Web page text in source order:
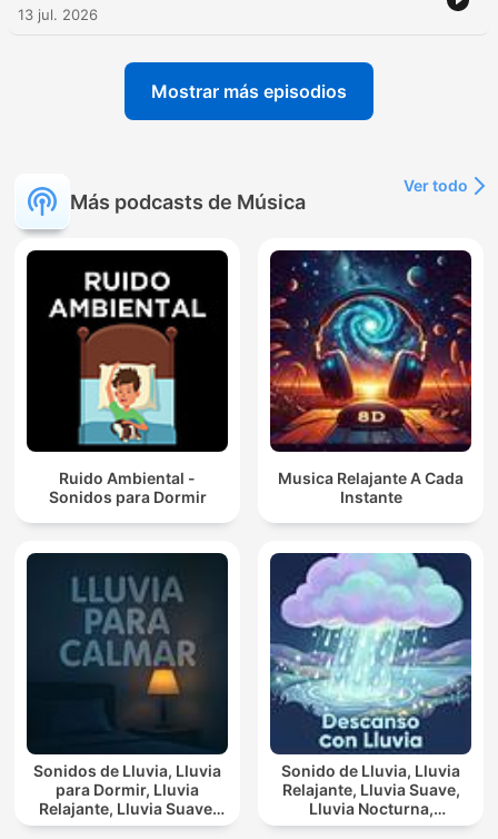
13 jul. 2026
Mostrar más episodios
Más podcasts de Música
Ver todo
Ruido Ambiental -
Sonidos para Dormir
Musica Relajante A Cada
Instante
Sonidos de Lluvia, Lluvia
para Dormir, Lluvia
Relajante, Lluvia Suave,
Lluvia Para Calmar
Sonido de Lluvia, Lluvia
Relajante, Lluvia Suave,
Lluvia Nocturna,
Descanso Con Lluvia